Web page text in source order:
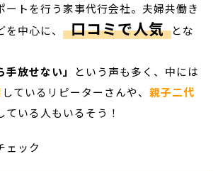
ートを行う家事代行会社。夫婦共働き
を中心に、 口コミで人気
とな
手放せない」
という声も多く、中には
しているリピーターさんや、親子二代
ている人もいるそう！
ェック